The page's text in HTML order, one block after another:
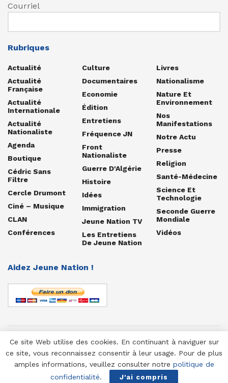
Courriel
Rubriques
Actualité
Actualité
Française
Actualité
Internationale
Actualité
Nationaliste
Agenda
Boutique
Cédric Sans
Filtre
Cercle Drumont
Ciné – Musique
CLAN
Conférences
Culture
Documentaires
Economie
Édition
Entretiens
Fréquence JN
Front
Nationaliste
Guerre D'Algérie
Histoire
Idées
Immigration
Jeune Nation TV
Les Entretiens
De Jeune Nation
Livres
Nationalisme
Nature Et
Environnement
Nos
Manifestations
Notre Actu
Presse
Religion
Santé-Médecine
Science Et
Technologie
Seconde Guerre
Mondiale
Vidéos
Aidez Jeune Nation !
© 1958-2025 Jeune Nation
Ce site Web utilise des cookies. En continuant à naviguer sur
ce site, vous reconnaissez consentir à leur usage. Pour de plus
amples informations, veuillez consulter notre politique de
confidentialité. J'ai compris